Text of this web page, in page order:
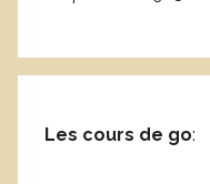
Les cours de go: